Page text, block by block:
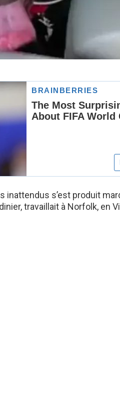
inattendus s’est produit
travaillait à Norfolk, en